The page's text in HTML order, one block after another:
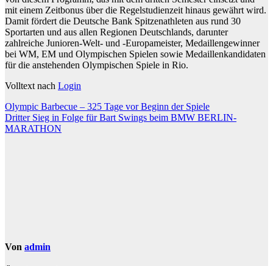
mit einem Zeitbonus über die Regelstudienzeit hinaus gewährt wird.
Damit fördert die Deutsche Bank Spitzenathleten aus rund 30
Sportarten und aus allen Regionen Deutschlands, darunter
zahlreiche Junioren-Welt- und -Europameister, Medaillengewinner
bei WM, EM und Olympischen Spielen sowie Medaillenkandidaten
für die anstehenden Olympischen Spiele in Rio.
Volltext nach Login
Beitragsnavigation
Olympic Barbecue – 325 Tage vor Beginn der Spiele
Dritter Sieg in Folge für Bart Swings beim BMW BERLIN-
MARATHON
Von admin